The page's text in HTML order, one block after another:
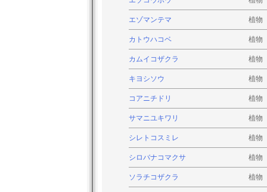
エゾマンテマ 植物
カトウハコベ 植物
カムイコザクラ 植物
キヨシソウ 植物
コアニチドリ 植物
サマニユキワリ 植物
シレトコスミレ 植物
シロバナコマクサ 植物
ソラチコザクラ 植物